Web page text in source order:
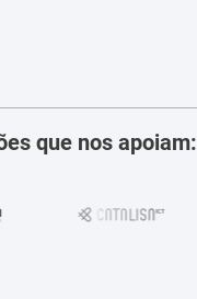
que nos apoiam: